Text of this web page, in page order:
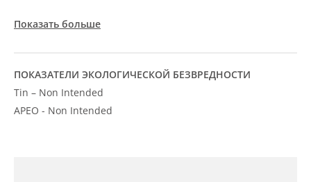
Показать больше
ПОКАЗАТЕЛИ ЭКОЛОГИЧЕСКОЙ БЕЗВРЕДНОСТИ
Tin – Non Intended
APEO - Non Intended